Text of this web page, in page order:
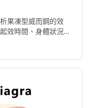
果凍型威而鋼的效
效時間、身體狀況影